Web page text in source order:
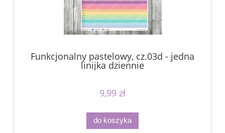
Funkcjonalny pastelowy, cz.03d - jedna
linijka dziennie
9,99 zł
do koszyka